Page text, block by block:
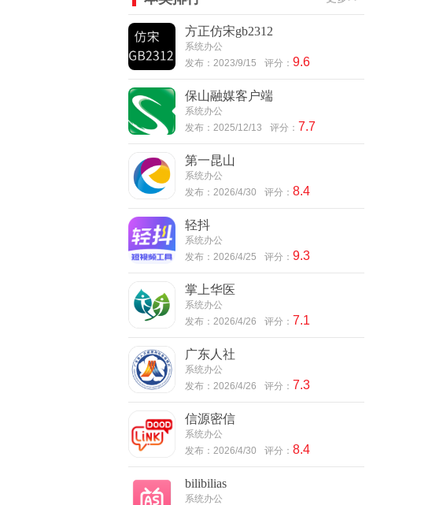
方正仿宋gb2312
系统办公
发布：2023/9/15
评分： 9.6
保山融媒客户端
系统办公
发布：2025/12/13
评分： 7.7
第一昆山
系统办公
发布：2026/4/30
评分： 8.4
轻抖
系统办公
发布：2026/4/25
评分： 9.3
掌上华医
系统办公
发布：2026/4/26
评分： 7.1
广东人社
系统办公
发布：2026/4/26
评分： 7.3
信源密信
系统办公
发布：2026/4/30
评分： 8.4
bilibilias
系统办公